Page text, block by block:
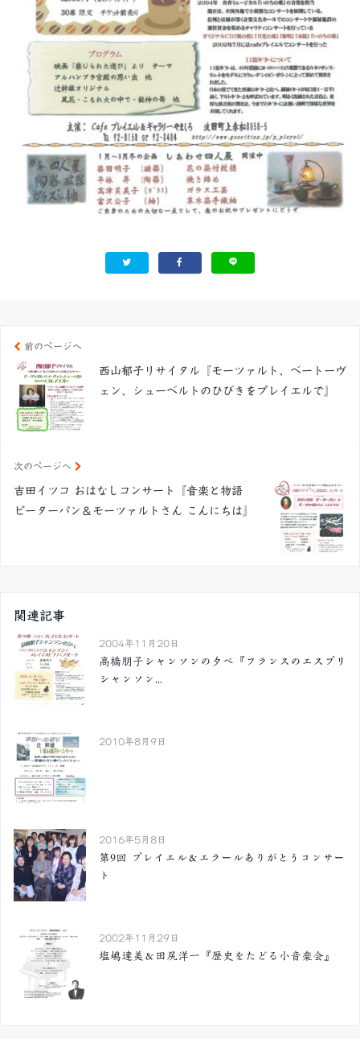
前のページへ
西山郁子リサイタル『モーツァルト、ベートーヴ
ェン、シューベルトのひびきをプレイエルで』
次のページへ
吉田イツコ おはなしコンサート『音楽と物語
ピーターパン＆モーツァルトさん こんにちは』
関連記事
2004年11月20日
高橋朋子シャンソンの夕べ『フランスのエスプリ
シャンソン...
2010年8月9日
2016年5月8日
第9回 プレイエル＆エラールありがとうコンサー
ト
2002年11月29日
塩嶋達美＆田尻洋一『歴史をたどる小音楽会』